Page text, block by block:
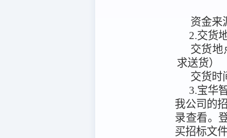
资金来
2.交货
交货地
求送货）
交货时
3.宝华
我公司的
录查看。
买招标文